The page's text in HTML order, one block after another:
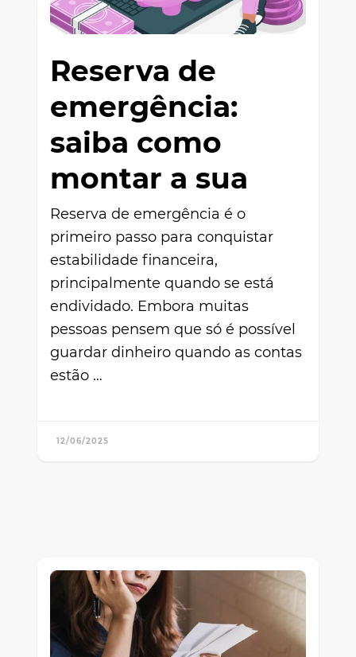
Reserva de
emergência:
saiba como
montar a sua
Reserva de emergência é o
primeiro passo para conquistar
estabilidade financeira,
principalmente quando se está
endividado. Embora muitas
pessoas pensem que só é possível
guardar dinheiro quando as contas
estão …
12/06/2025